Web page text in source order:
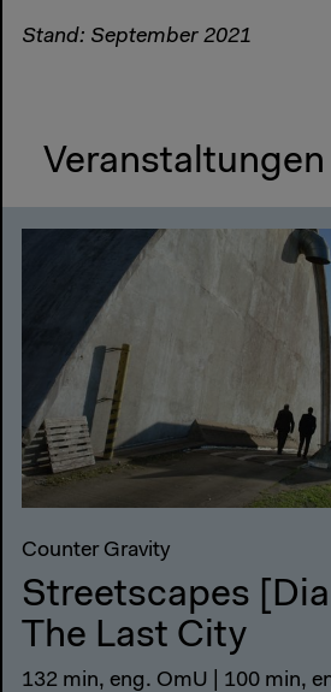
Stand: September 2021
Veranstaltungen
Counter Gravity
Streetscapes
The Last City
132 min, eng. OmU | 100 min,